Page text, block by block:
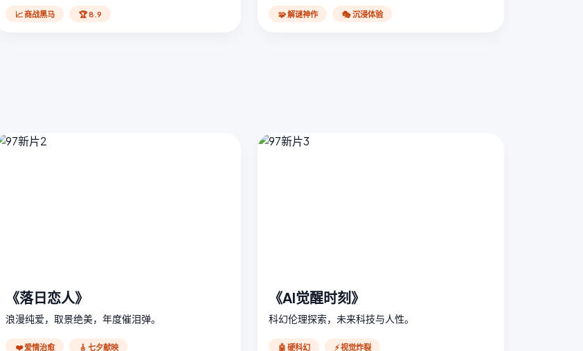
📈 商战黑马 🏆 8.9 🧩 解谜神作 🎭 沉浸体验
《落日恋人》
浪漫纯爱，取景绝美，年度催泪弹。
❤️ 爱情治愈 🎸 七夕献映
《AI觉醒时刻》
科幻伦理探索，未来科技与人性。
🤖 硬科幻 ⚡ 视觉炸裂